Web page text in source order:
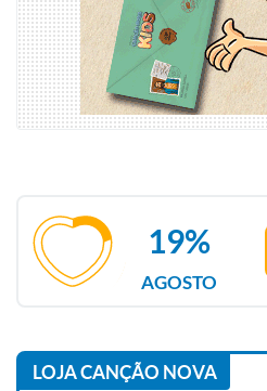
AGOSTO
19%
LOJA CANÇÃO NOVA